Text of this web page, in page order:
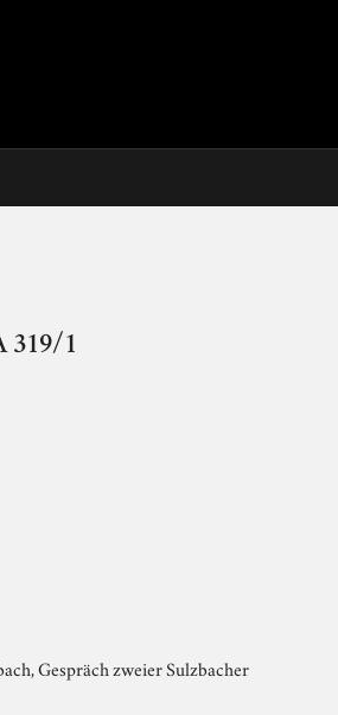
319/1
Gespräch zweier Sulzbacher